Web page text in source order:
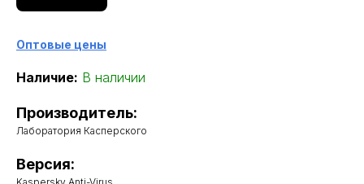
Оптовые цены
Наличие: В наличии
Производитель:
Лаборатория Касперского
Версия: